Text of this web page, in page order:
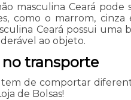
masculina Ceará pode
como o marrom,
Ceará possui
ao objeto.
transporte
de comportar
de Bolsas!